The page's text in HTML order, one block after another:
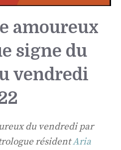
amoureux
signe du
vendredi
du vendredi par
résidentAria